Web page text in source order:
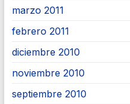
marzo 2011
febrero 2011
diciembre 2010
noviembre 2010
septiembre 2010